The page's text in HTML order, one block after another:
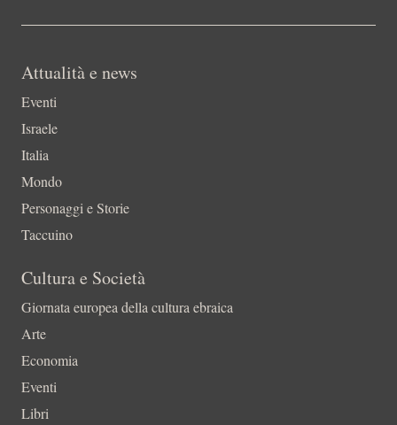
Attualità e news
Eventi
Israele
Italia
Mondo
Personaggi e Storie
Taccuino
Cultura e Società
Giornata europea della cultura ebraica
Arte
Economia
Eventi
Libri